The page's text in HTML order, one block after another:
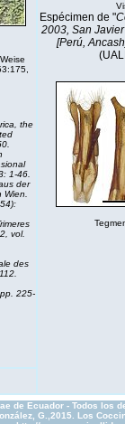
the
1-46.
der
vol.
des
225-
Espécimen de "
2003, San
[Perú,
de Ecuador - Todos los
G.,2015. Los